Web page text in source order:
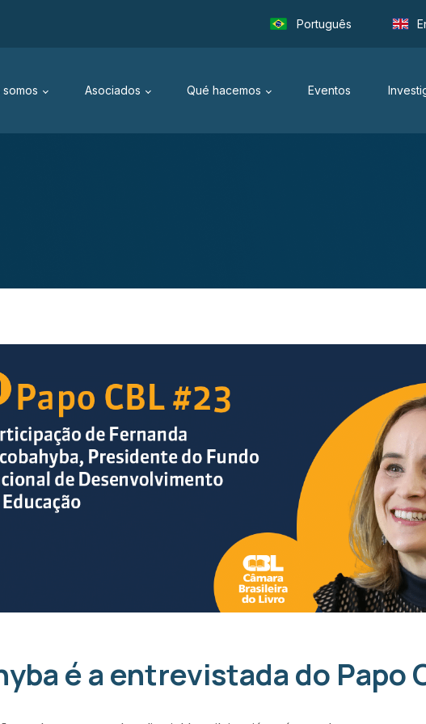
Português
Asociados Qué hacemos Eventos
é a entrevistada do Papo